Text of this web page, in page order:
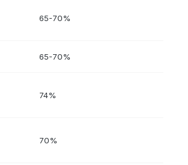
65-70%
65-70%
74%
70%